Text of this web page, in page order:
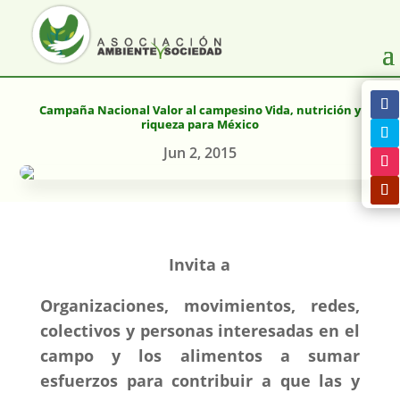
Campaña Nacional Valor al campesino Vida, nutrición y
riqueza para México
Jun 2, 2015
Invita a
Organizaciones, movimientos, redes,
colectivos y personas interesadas en el
campo y los alimentos a sumar
esfuerzos para contribuir a que las y